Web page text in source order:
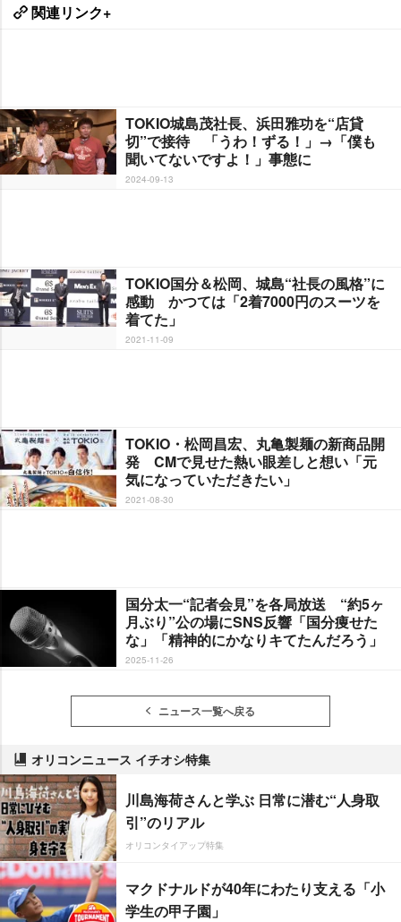
関連リンク+
TOKIO城島茂社長、浜田雅功を“店貸
切”で接待 「うわ！ずる！」→「僕も
聞いてないですよ！」事態に
2024-09-13
TOKIO国分＆松岡、城島“社長の風格”に
感動 かつては「2着7000円のスーツを
着てた」
2021-11-09
TOKIO・松岡昌宏、丸亀製麺の新商品開
発 CMで見せた熱い眼差しと想い「元
気になっていただきたい」
2021-08-30
国分太一“記者会見”を各局放送 “約5ヶ
月ぶり”公の場にSNS反響「国分痩せた
な」「精神的にかなりキてたんだろう」
2025-11-26
ニュース一覧へ戻る
オリコンニュース イチオシ特集
川島海荷さんと学ぶ 日常に潜む“人身取
引”のリアル
オリコンタイアップ特集
マクドナルドが40年にわたり支える「小
学生の甲子園」